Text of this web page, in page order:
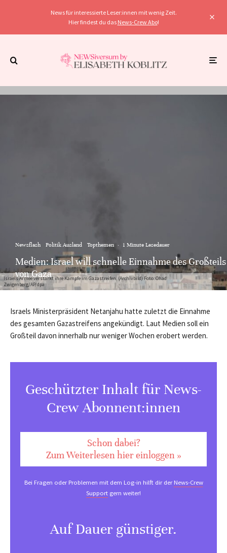
News für interessierte Leser:innen mit wenig Zeit.
Hier findest du das News-Crew Abo!
Israels Armee verstärkt ihre Kämpfe im Gazastreifen. (Archivbild) Foto: Ohad
Zwigenberg/AP/dpa
Newsflash Politik Ausland Topthemen · 1 Minute Lesedauer
Medien: Israel will schnelle Einnahme des Großteils
von Gaza
Israels Ministerpräsident Netanjahu hatte zuletzt die Einnahme
des gesamten Gazastreifens angekündigt. Laut Medien soll ein
Großteil davon innerhalb nur weniger Wochen erobert werden.
Geschützter Inhalt für News-
Crew Abonnent:innen
Schon dabei?
Zum Weiterlesen hier einloggen »
Bei Fragen oder Problemen mit dem Log-in hilft dir derNews-Crew
Support gern weiter!
Auf Dauer günstiger.